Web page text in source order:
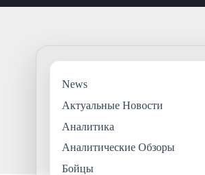
News
Актуальные Новости
Аналитика
Аналитические Обзоры
Бойцы